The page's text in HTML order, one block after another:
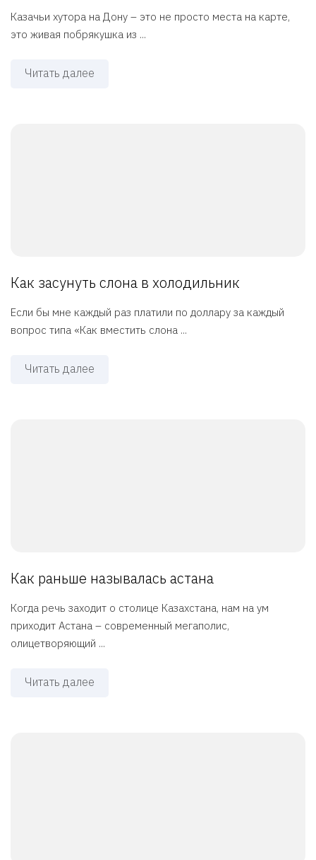
Казачьи хутора на Дону – это не просто места на карте,
это живая побрякушка из ...
Читать далее
Как засунуть слона в холодильник
Если бы мне каждый раз платили по доллару за каждый
вопрос типа «Как вместить слона ...
Читать далее
Как раньше называлась астана
Когда речь заходит о столице Казахстана, нам на ум
приходит Астана – современный мегаполис,
олицетворяющий ...
Читать далее